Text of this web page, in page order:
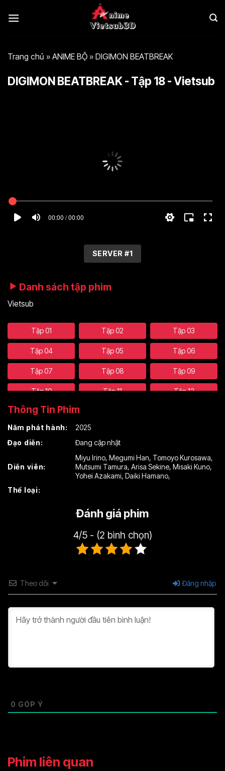
qua
Trang chủ » ANIME BỘ » DIGIMON BEATBREAK
DIGIMON BEATBREAK - Tập 18 - Vietsub
00:00 / 00:00
SERVER #1
Danh sách tập phim
Vietsub
Tập 01 Tập 02 Tập 03
Tập 04 Tập 05 Tập 06
Tập 07 Tập 08 Tập 09
Tập 10 Tập 11 Tập 12
Tập 13
Tập 16
Tập 22 Tập 23 Tập 24
Tập 25
Tập 29
Tập 32
Tập 35
Tập 40
Thông Tin Phim
Năm phát hành:
2025
Đạo diễn:
Đang cập nhật
Diễn viên:
Miyu Irino, Megumi Han, Tomoyo Kurosawa,
Mutsumi Tamura, Arisa Sekine, Misaki Kuno,
Yohei Azakami, Daiki Hamano,
Thể loại:
Đánh giá phim
4/5 - (2 bình chọn)
Theo dõi Đăng nhập
0 GÓP Ý
Phim liên quan